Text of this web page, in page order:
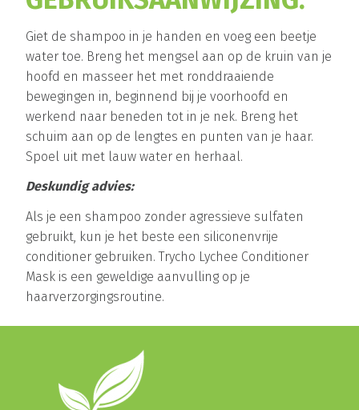
Giet de shampoo in je handen en voeg een beetje
water toe. Breng het mengsel aan op de kruin van je
hoofd en masseer het met ronddraaiende
bewegingen in, beginnend bij je voorhoofd en
werkend naar beneden tot in je nek. Breng het
schuim aan op de lengtes en punten van je haar.
Spoel uit met lauw water en herhaal.
Deskundig advies:
Als je een shampoo zonder agressieve sulfaten
gebruikt, kun je het beste een siliconenvrije
conditioner gebruiken. Trycho Lychee Conditioner
Mask is een geweldige aanvulling op je
haarverzorgingsroutine.